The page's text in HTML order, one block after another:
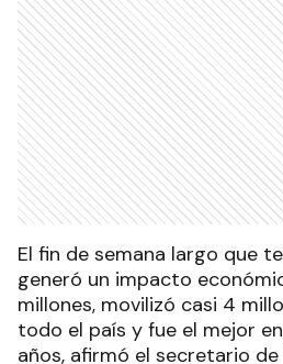
El fin de semana largo que
generó un impacto
millones, movilizó casi 4
todo el país y fue el mejor
años, afirmó el secretario